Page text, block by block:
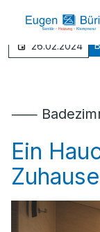
26.02.2024
⸺
Ein
Zuhause